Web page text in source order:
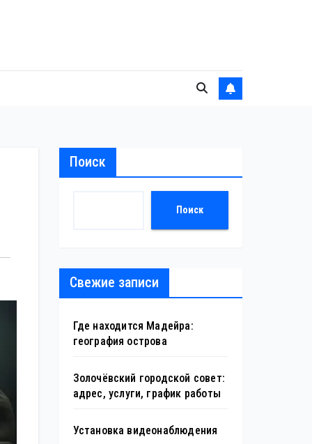
Поиск
Поиск
Свежие записи
Где находится Мадейра:
география острова
Золочёвский городской совет:
адрес, услуги, график работы
Установка видеонаблюдения